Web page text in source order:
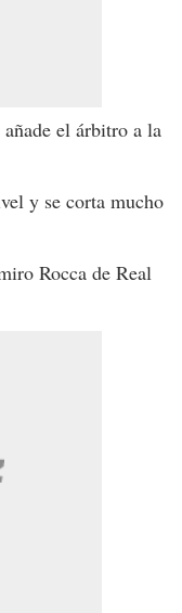
el árbitro a la
y se corta mucho
Rocca de Real